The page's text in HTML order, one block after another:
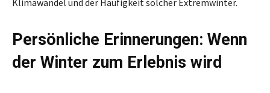
Klimawandel und der Häufigkeit solcher Extremwinter.
Persönliche Erinnerungen: Wenn
der Winter zum Erlebnis wird